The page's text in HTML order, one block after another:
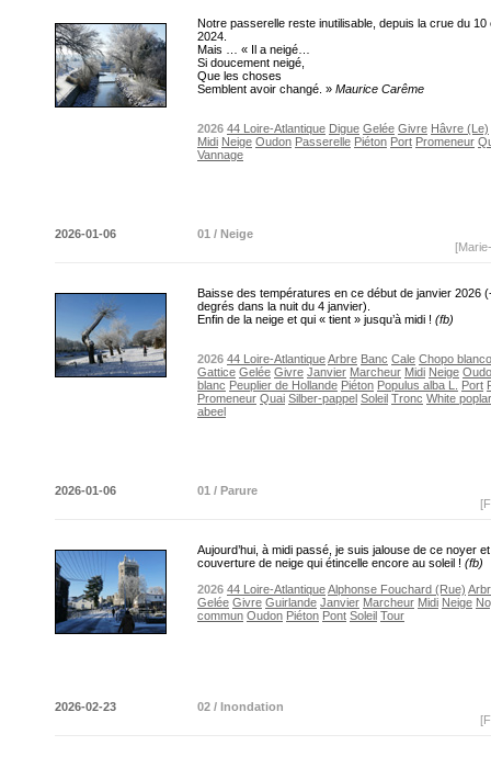
Notre passerelle reste inutilisable, depuis la crue du 10
2024.
Mais … « Il a neigé…
Si doucement neigé,
Que les choses
Semblent avoir changé. » Maurice Carême
2026 44 Loire-Atlantique Digue Gelée Givre Hâvre (Le)
Midi Neige Oudon Passerelle Piéton Port Promeneur
Vannage
2026-01-06
01 / Neige
Baisse des températures en ce début de janvier 2026
degrés dans la nuit du 4 janvier).
Enfin de la neige et qui « tient » jusqu’à midi ! (fb)
2026 44 Loire-AtlantiqueArbre Banc Cale Chopo blanco
Gattice Gelée Givre Janvier Marcheur Midi Neige
blanc Peuplier de Hollande Piéton Populus alba L. Port
Promeneur Quai Silber-pappel Soleil Tronc White poplar
abeel
2026-01-06
01 / Parure
Aujourd’hui, à midi passé, je suis jalouse de ce noyer
couverture de neige qui étincelle encore au soleil ! (fb)
2026 44 Loire-AtlantiqueAlphonse Fouchard (Rue)
Gelée Givre Guirlande Janvier Marcheur Midi Neige
commun Oudon Piéton Pont Soleil Tour
2026-02-23
02 / Inondation